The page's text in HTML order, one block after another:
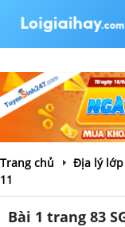
Trang chủ
Địa lý lớp
11
Bài 1 trang 83